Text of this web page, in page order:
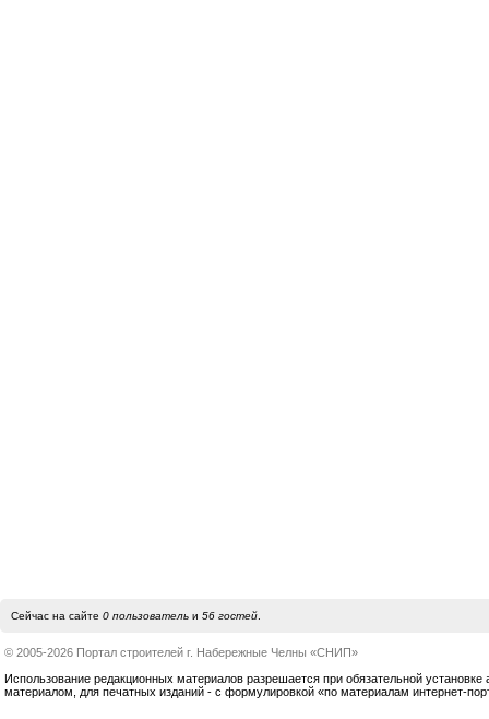
Сейчас на сайте 0 пользовательи 56 гостей.
© 2005-2026 Портал строителей г. Набережные Челны «СНИП»
Использование редакционных материалов разрешается при обязательной установке
материалом, для печатных изданий - с формулировкой «по материалам интернет-